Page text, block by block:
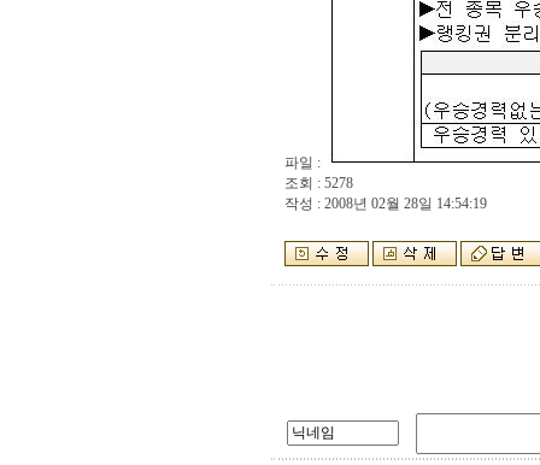
파일 :
조회 : 5278
작성 : 2008년 02월 28일 14:54:19